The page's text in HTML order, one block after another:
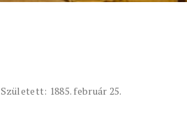
Született: 1885. február 25.